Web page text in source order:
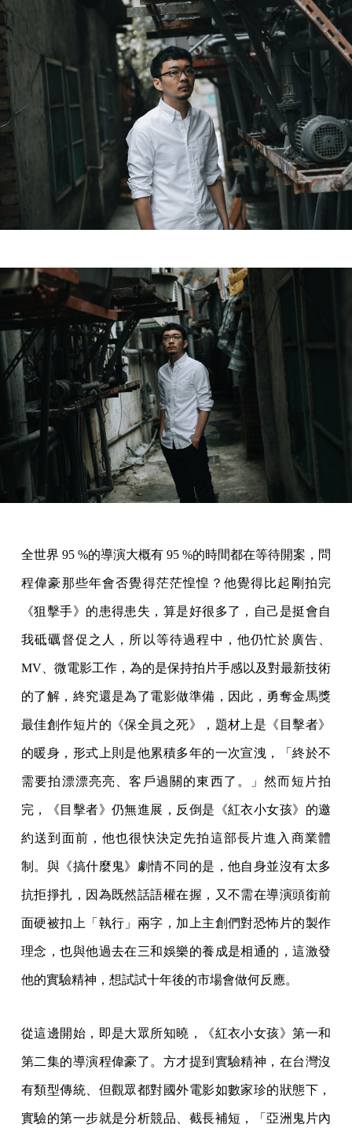
全世界 95 %的導演大概有 95 %的時間都在等待開案，問
程偉豪那些年會否覺得茫茫惶惶？他覺得比起剛拍完
《狙擊手》的患得患失，算是好很多了，自己是挺會自
我砥礪督促之人，所以等待過程中，他仍忙於廣告、
MV、微電影工作，為的是保持拍片手感以及對最新技術
的了解，終究還是為了電影做準備，因此，勇奪金馬獎
最佳創作短片的《保全員之死》，題材上是《目擊者》
的暖身，形式上則是他累積多年的一次宣洩，「終於不
需要拍漂漂亮亮、客戶過關的東西了。」然而短片拍
完，《目擊者》仍無進展，反倒是《紅衣小女孩》的邀
約送到面前，他也很快決定先拍這部長片進入商業體
制。與《搞什麼鬼》劇情不同的是，他自身並沒有太多
抗拒掙扎，因為既然話語權在握，又不需在導演頭銜前
面硬被扣上「執行」兩字，加上主創們對恐怖片的製作
理念，也與他過去在三和娛樂的養成是相通的，這激發
他的實驗精神，想試試十年後的市場會做何反應。
從這邊開始，即是大眾所知曉，《紅衣小女孩》第一和
第二集的導演程偉豪了。方才提到實驗精神，在台灣沒
有類型傳統、但觀眾都對國外電影如數家珍的狀態下，
實驗的第一步就是分析競品、截長補短，「亞洲鬼片內